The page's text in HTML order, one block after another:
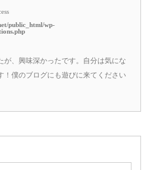
public_html/wp-
が、興味深かったです。自分は気にな
！僕のブログにも遊びに来てください